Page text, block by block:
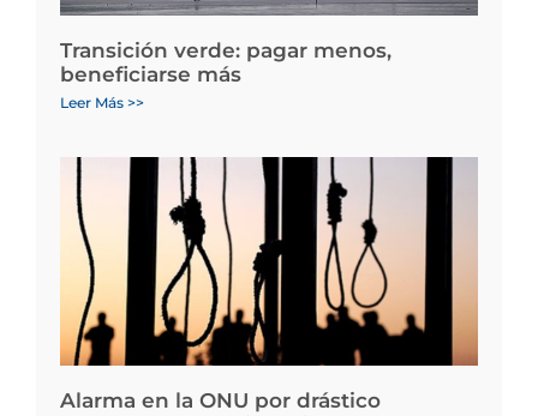
Transición verde: pagar menos,
beneficiarse más
Leer Más >>
Alarma en la ONU por drástico